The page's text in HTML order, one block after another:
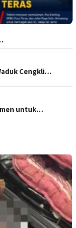
Cengkli…
untuk…